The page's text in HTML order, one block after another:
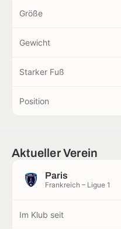
Größe
Gewicht
Starker Fuß
Position
Aktueller Verein
Paris
Frankreich – Ligue 1
Im Klub seit